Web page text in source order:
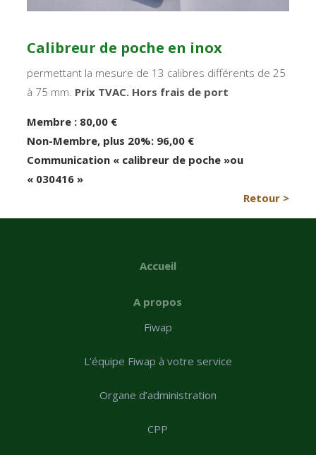
Calibreur de poche en inox
permettant la mesure de 13 calibres différents de 25
à 75 mm. Prix TVAC. Hors frais de port
Membre : 80,00 €
Non-Membre, plus 20%: 96,00 €
Communication « calibreur de poche »ou
« 030416 »
Retour >
Accueil
A propos
Fiwap
L’équipe Fiwap à votre service
Organe d’administration
CPP